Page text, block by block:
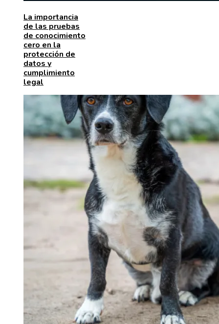
La importancia
de las pruebas
de conocimiento
cero en la
protección de
datos y
cumplimiento
legal